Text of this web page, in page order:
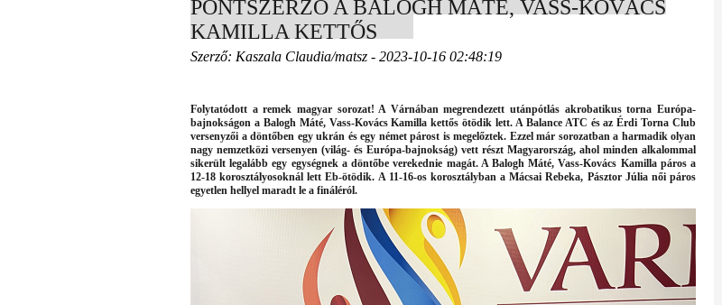
PONTSZERZŐ A BALOGH MÁTÉ, VASS-KOVÁCS
KAMILLA KETTŐS
Szerző: Kaszala Claudia/matsz - 2023-10-16 02:48:19
Folytatódott a remek magyar sorozat! A Várnában megrendezett utánpótlás akrobatikus torna Európa-
bajnokságon a Balogh Máté, Vass-Kovács Kamilla kettős ötödik lett. A Balance ATC és az Érdi Torna Club
versenyzői a döntőben egy ukrán és egy német párost is megelőztek. Ezzel már sorozatban a harmadik olyan
nagy nemzetközi versenyen (világ- és Európa-bajnokság) vett részt Magyarország, ahol minden alkalommal
sikerült legalább egy egységnek a döntőbe verekednie magát. A Balogh Máté, Vass-Kovács Kamilla páros a
12-18 korosztályosoknál lett Eb-ötödik. A 11-16-os korosztályban a Mácsai Rebeka, Pásztor Júlia női páros
egyetlen hellyel maradt le a fináléról.